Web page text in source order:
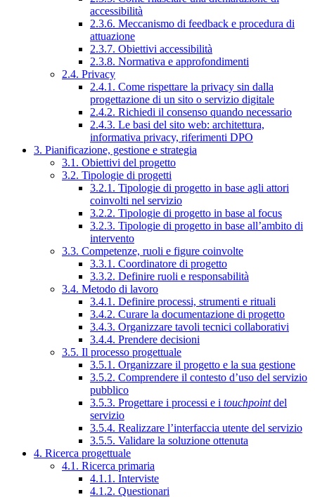
accessibilità
2.3.6. Meccanismo di feedback e procedura di
attuazione
2.3.7. Obiettivi accessibilità
2.3.8. Normativa e approfondimenti
2.4. Privacy
2.4.1. Come rispettare la privacy sin dalla
progettazione di un sito o servizio digitale
2.4.2. Richiedi il consenso quando necessario
2.4.3. Le basi del sito web: architettura,
informativa privacy, riferimenti DPO
3. Pianificazione, gestione e strategia
3.1. Obiettivi del progetto
3.2. Tipologie di progetti
3.2.1. Tipologie di progetto in base agli attori
coinvolti nel servizio
3.2.2. Tipologie di progetto in base al focus
3.2.3. Tipologie di progetto in base all’ambito di
intervento
3.3. Competenze, ruoli e figure coinvolte
3.3.1. Coordinatore di progetto
3.3.2. Definire ruoli e responsabilità
3.4. Metodo di lavoro
3.4.1. Definire processi, strumenti e rituali
3.4.2. Curare la documentazione di progetto
3.4.3. Organizzare tavoli tecnici collaborativi
3.4.4. Prendere decisioni
3.5. Il processo progettuale
3.5.1. Organizzare il progetto e la sua gestione
3.5.2. Comprendere il contesto d’uso del servizio
pubblico
3.5.3. Progettare i processi e i touchpointdel
servizio
3.5.4. Realizzare l’interfaccia utente del servizio
3.5.5. Validare la soluzione ottenuta
4. Ricerca progettuale
4.1. Ricerca primaria
4.1.1. Interviste
4.1.2. Questionari